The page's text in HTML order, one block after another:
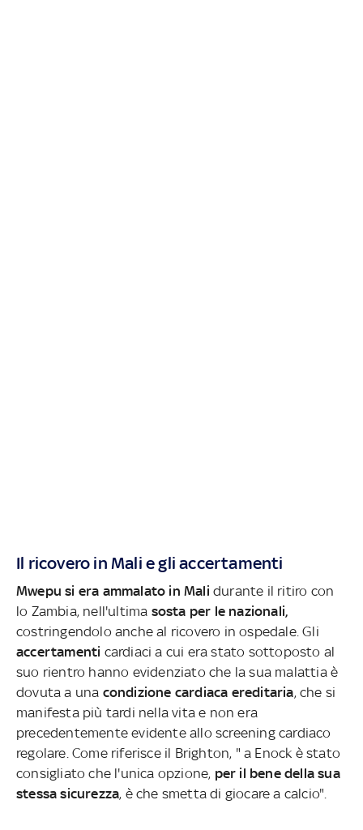
Il ricovero in Mali e gli accertamenti
Mwepu si era ammalato in Mali durante il ritiro con
lo Zambia, nell'ultima sosta per le nazionali,
costringendolo anche al ricovero in ospedale. Gli
accertamenti cardiaci a cui era stato sottoposto al
suo rientro hanno evidenziato che la sua malattia è
dovuta a una condizione cardiaca ereditaria, che si
manifesta più tardi nella vita e non era
precedentemente evidente allo screening cardiaco
regolare. Come riferisce il Brighton, " a Enock è stato
consigliato che l'unica opzione, per il bene della sua
stessa sicurezza, è che smetta di giocare a calcio".